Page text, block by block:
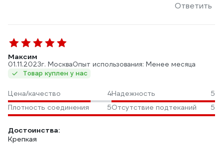
Ответить
Максим
01.11.2023г. МоскваОпыт использования: Менее месяца
Товар куплен у нас
Цена/качество 4Надежность
5
Плотность соединения
5Отсутствие подтеканий 5
Достоинства:
Крепкая